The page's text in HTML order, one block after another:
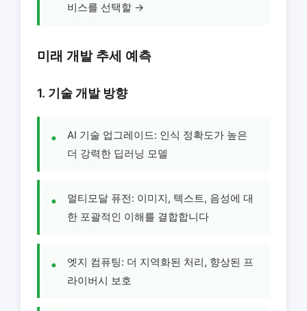
비스를 선택할 →
미래 개발 추세 예측
1. 기술 개발 방향
AI 기술 업그레이드: 인식 정확도가 높은
더 강력한 딥러닝 모델
멀티모달 퓨전: 이미지, 텍스트, 음성에 대
한 포괄적인 이해를 결합합니다
엣지 컴퓨팅: 더 지역화된 처리, 향상된 프
라이버시 보호